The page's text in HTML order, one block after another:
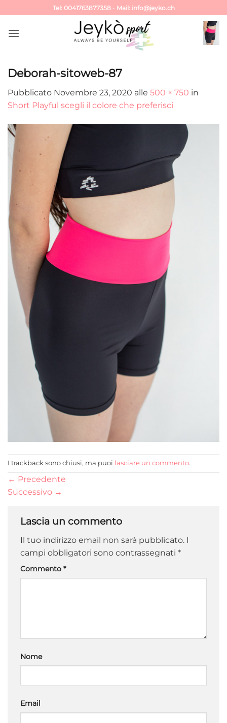
ai
contenuti
Tel: 0041763877358- Mail: info@jeyko.ch
Deborah-sitoweb-87
Pubblicato Novembre 23, 2020 alle 500 × 750 in
Short Playful scegli il colore che preferisci
I trackback sono chiusi, ma puoi lasciare un commento.
← Precedente
Successivo →
Lascia un commento
Il tuo indirizzo email non sarà pubblicato. I
campi obbligatori sono contrassegnati *
Commento *
Nome
Email